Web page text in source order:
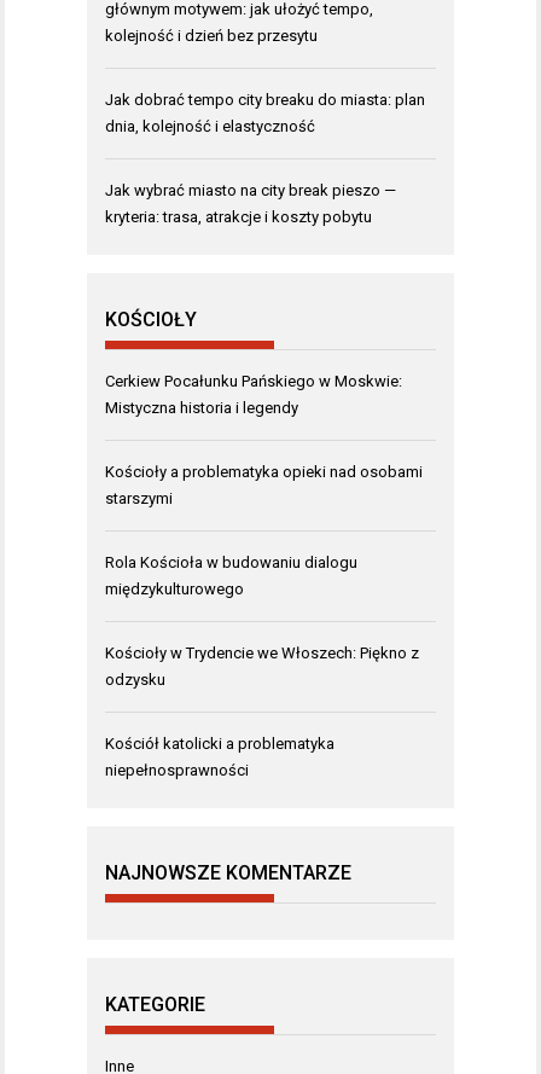
głównym motywem: jak ułożyć tempo,
kolejność i dzień bez przesytu
Jak dobrać tempo city breaku do miasta: plan
dnia, kolejność i elastyczność
Jak wybrać miasto na city break pieszo —
kryteria: trasa, atrakcje i koszty pobytu
KOŚCIOŁY
Cerkiew Pocałunku Pańskiego w Moskwie:
Mistyczna historia i legendy
Kościoły a problematyka opieki nad osobami
starszymi
Rola Kościoła w budowaniu dialogu
międzykulturowego
Kościoły w Trydencie we Włoszech: Piękno z
odzysku
Kościół katolicki a problematyka
niepełnosprawności
NAJNOWSZE KOMENTARZE
KATEGORIE
Inne